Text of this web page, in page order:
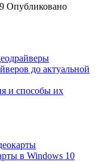
9 Опубликовано
до актуальной
и способы их
в Windows 10